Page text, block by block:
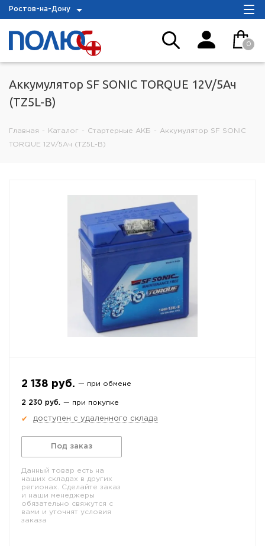
Ростов-на-Дону
0
Аккумулятор SF SONIC TORQUE 12V/5Ач
(TZ5L-B)
Главная - Каталог - Стартерные АКБ - Аккумулятор SF SONIC
TORQUE 12V/5Ач (TZ5L-B)
2 138 руб. — при обмене
2 230 руб. — при покупке
✔ доступен с удаленного склада
Под заказ
Данный товар есть на
наших складах в других
регионах. Сделайте заказ
и наши менеджеры
обязательно свяжутся с
вами и уточнят условия
заказа